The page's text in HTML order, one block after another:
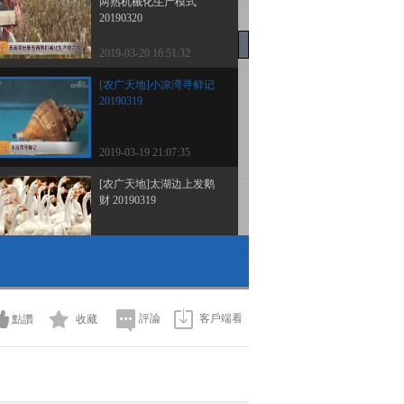
20190320
2019-03-20 16:51:32
[农广天地]小凉湾寻鲜记
20190319
2019-03-19 21:07:35
[农广天地]太湖边上发鹅
财 20190319
2019-03-18 21:19:37
单0810 20190318
點讚 收藏 評論 客戶端看